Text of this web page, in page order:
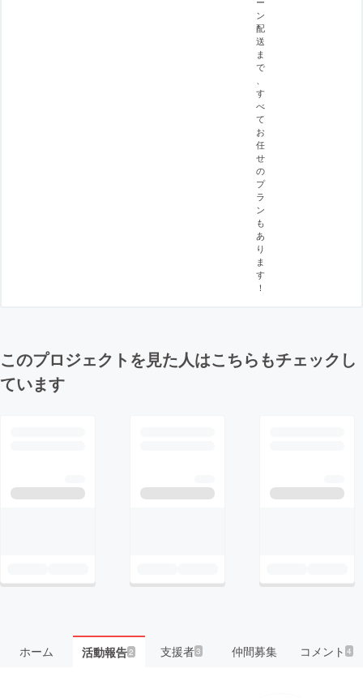
ン
配
送
ま
で
、
す
べ
て
お
任
せ
の
プ
ラ
ン
も
あ
り
ま
す
！
このプロジェクトを見た人はこちらもチェックし
ています
ホーム 活動報告2 支援者3 仲間募集 コメント4